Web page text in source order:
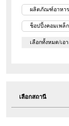
ผลิตภัณฑ์อาหาร
ช็อปปิ้งคอมเพล็
เลือกทั้งหมด/เอ
เลือกสถานี